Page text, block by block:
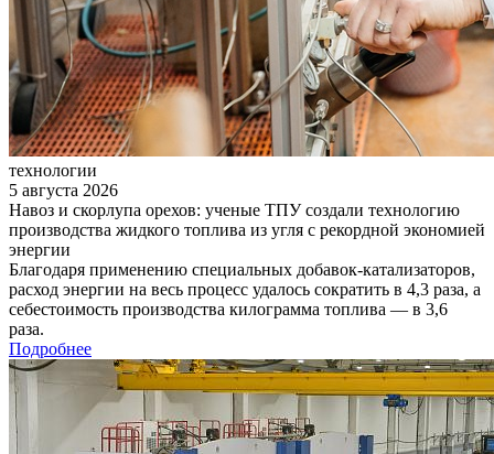
технологии
5 августа 2026
Навоз и скорлупа орехов: ученые ТПУ создали технологию
производства жидкого топлива из угля с рекордной экономией
энергии
Благодаря применению специальных добавок-катализаторов,
расход энергии на весь процесс удалось сократить в 4,3 раза, а
себестоимость производства килограмма топлива — в 3,6
раза.
Подробнее